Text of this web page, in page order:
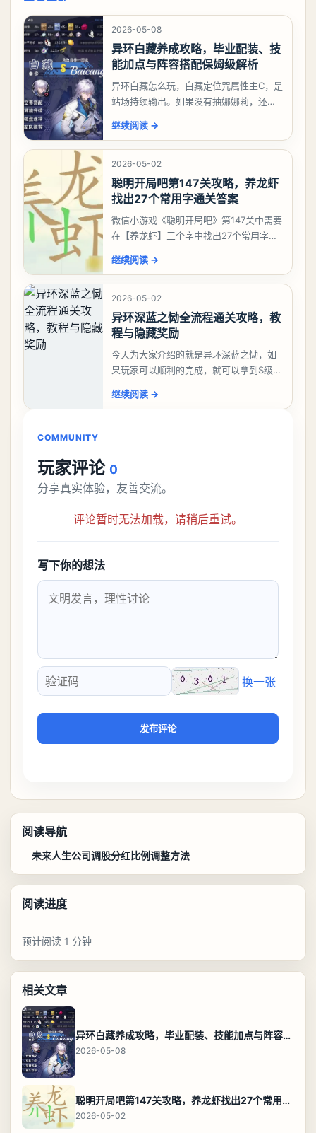
2026-05-08
异环白藏养成攻略，毕业配装、技
能加点与阵容搭配保姆级解析
异环白藏怎么玩，白藏定位咒属性主C，是
站场持续输出。如果没有抽娜娜莉，还没
有娜娜莉缺另外一个二队C想打深渊也可以
考虑养个白藏
继续阅读 →
2026-05-02
聪明开局吧第147关攻略，养龙虾
找出27个常用字通关答案
微信小游戏《聪明开局吧》第147关中需要
在【养龙虾】三个字中找出27个常用字，
大、夫、夰、巾、中、虫、下、虾、卜、
囗、吓、卟、
继续阅读 →
2026-05-02
异环深蓝之恸全流程通关攻略，教
程与隐藏奖励
今天为大家介绍的就是异环深蓝之恸，如
果玩家可以顺利的完成，就可以拿到S级弧
比较高的，对于那些新手玩家并不建议直
继续阅读 →
COMMUNITY
玩家评论 0
分享真实体验，友善交流。
评论暂时无法加载，请稍后重试。
写下你的想法
验证码
换一张
发布评论
阅读导航
未来人生公司调股分红比例调整方法
阅读进度
预计阅读 1 分钟
相关文章
异环白藏养成攻略，毕业配装、技能加点与阵容搭配保姆级解析
2026-05-08
聪明开局吧第147关攻略，养龙虾找出27个常用字通关答案
2026-05-02